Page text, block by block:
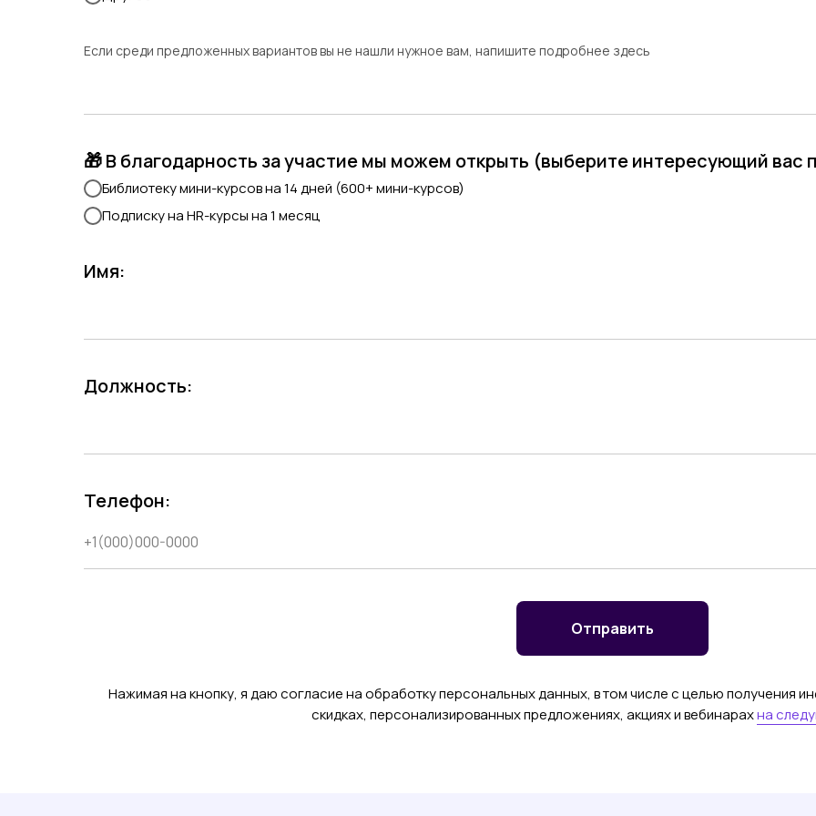
Если среди предложенных вариантов вы не нашли нужное вам, напишите подробнее здесь
🎁 В благодарность за участие мы можем открыть (выберите интересующий вас
Библиотеку мини-курсов на 14 дней (600+ мини-курсов)
Подписку на HR-курсы на 1 месяц
Имя:
Должность:
Телефон:
Отправить
Нажимая на кнопку, я даю согласие на обработку персональных данных, в том числе с целью получения
скидках, персонализированных предложениях, акциях и вебинарахна